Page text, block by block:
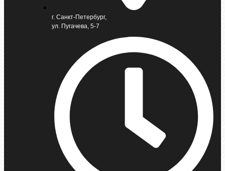
г. Санкт-Петербург,
ул. Пугачева, 5-7